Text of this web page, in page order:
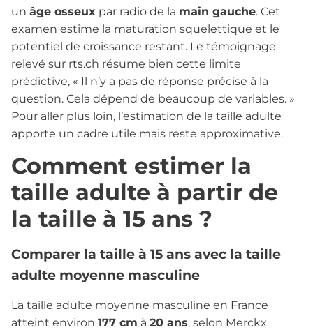
un âge osseux par radio de la main gauche. Cet
examen estime la maturation squelettique et le
potentiel de croissance restant. Le témoignage
relevé sur rts.ch résume bien cette limite
prédictive, « Il n’y a pas de réponse précise à la
question. Cela dépend de beaucoup de variables. »
Pour aller plus loin, l’estimation de la taille adulte
apporte un cadre utile mais reste approximative.
Comment estimer la
taille adulte à partir de
la taille à 15 ans ?
Comparer la taille à 15 ans avec la taille
adulte moyenne masculine
La taille adulte moyenne masculine en France
atteint environ 177 cm à 20 ans, selon Merckx